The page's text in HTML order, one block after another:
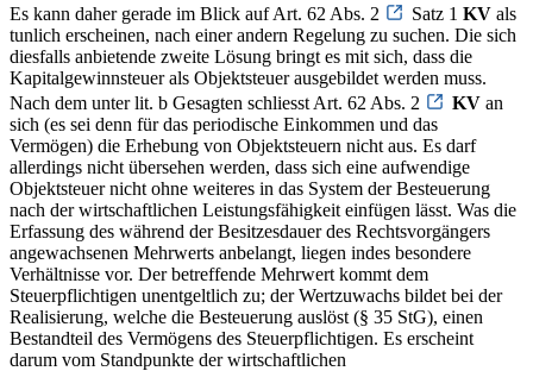
Es kann daher gerade im Blick auf Art. 62 Abs. 2
Satz 1 KV als
tunlich erscheinen, nach einer andern Regelung zu suchen. Die sich
diesfalls anbietende zweite Lösung bringt es mit sich, dass die
Kapitalgewinnsteuer als Objektsteuer ausgebildet werden muss.
Nach dem unter lit. b Gesagten schliesst Art. 62 Abs. 2
KV an
sich (es sei denn für das periodische Einkommen und das
Vermögen) die Erhebung von Objektsteuern nicht aus. Es darf
allerdings nicht übersehen werden, dass sich eine aufwendige
Objektsteuer nicht ohne weiteres in das System der Besteuerung
nach der wirtschaftlichen Leistungsfähigkeit einfügen lässt. Was die
Erfassung des während der Besitzesdauer des Rechtsvorgängers
angewachsenen Mehrwerts anbelangt, liegen indes besondere
Verhältnisse vor. Der betreffende Mehrwert kommt dem
Steuerpflichtigen unentgeltlich zu; der Wertzuwachs bildet bei der
Realisierung, welche die Besteuerung auslöst (§ 35 StG), einen
Bestandteil des Vermögens des Steuerpflichtigen. Es erscheint
darum vom Standpunkte der wirtschaftlichen